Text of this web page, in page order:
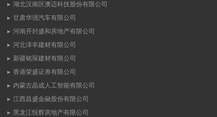
湖北汉南区澳迈科技股份有限公司
甘肃华强汽车有限公司
河南开封盛和房地产有限公司
河北泽丰建材有限公司
新疆铭琛建材有限公司
香港荣盛证券有限公司
内蒙古晶成人工智能有限公司
江西昌盛金融股份有限公司
黑龙江恒辉房地产有限公司